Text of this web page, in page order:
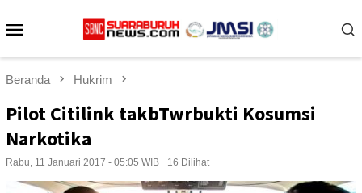
ke
Beranda Hukrim
Pilot Citilink takbTwrbukti Kosumsi
Narkotika
Rabu, 11 Januari 2017 - 05:05 WIB 16 Dilihat